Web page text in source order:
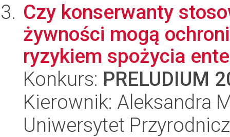
Czy konserwanty
żywności mogą
ryzykiem spożycia
Konkurs: PRELUDIUM
Kierownik: Aleksandra
Uniwersytet